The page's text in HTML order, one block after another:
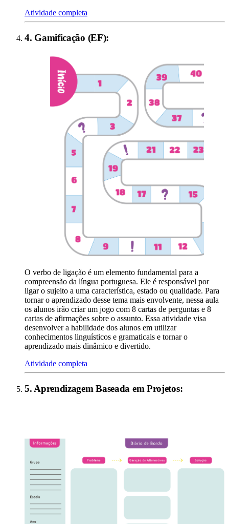
Atividade completa
4. Gamificação (EF):
O verbo de ligação é um elemento fundamental para a
compreensão da língua portuguesa. Ele é responsável por
ligar o sujeito a uma característica, estado ou qualidade. Para
tornar o aprendizado desse tema mais envolvente, nessa aula
os alunos irão criar um jogo com 8 cartas de perguntas e 8
cartas de afirmações sobre o assunto. Essa atividade visa
desenvolver a habilidade dos alunos em utilizar
conhecimentos linguísticos e gramaticais e tornar o
aprendizado mais dinâmico e divertido.
Atividade completa
5. Aprendizagem Baseada em Projetos: